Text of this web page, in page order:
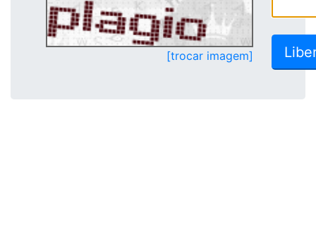
[trocar imagem]